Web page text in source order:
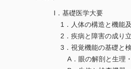
I．基礎医学大要
1．人体の構造と機能
2．疾病と障害の成り
3．視覚機能の基礎と
A．眼の解剖と生理・